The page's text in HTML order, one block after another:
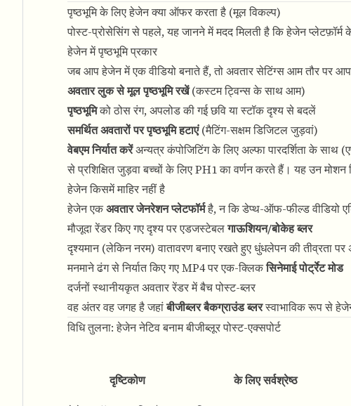
पृष्ठभूमि के लिए हेजेन क्या ऑफर करता है (मूल विकल्प)
पोस्ट-प्रोसेसिंग से पहले, यह जानने में मदद मिलती है कि हेजेन
हेजेन में पृष्ठभूमि प्रकार
जब आप हेजेन में एक वीडियो बनाते हैं, तो अवतार सेटिंग्स आम तौर पर
अवतार लुक से मूल पृष्ठभूमि रखें(कस्टम ट्विन्स के साथ आम)
पृष्ठभूमिको ठोस रंग, अपलोड की गई छवि या स्टॉक दृश्य से बदलें
समर्थित अवतारों पर पृष्ठभूमि हटाएं(मैटिंग-सक्षम डिजिटल जुड़वां)
वेबएम निर्यात करेंअन्यत्र कंपोजिटिंग के लिए अल्फा पारदर्शिता के साथ
से प्रशिक्षित जुड़वा बच्चों के लिए PH1 का वर्णन करते हैं। यह उन
हेजेन किसमें माहिर नहीं है
हेजेन एकअवतार जेनरेशन प्लेटफॉर्महै, न कि डेप्थ-ऑफ-फील्ड वीडियो
मौजूदा रेंडर किए गए दृश्य पर एडजस्टेबलगाऊशियन/बोकेह ब्लर
दृश्यमान (लेकिन नरम) वातावरण बनाए रखते हुए धुंधलेपन की तीव्रता पर
मनमाने ढंग से निर्यात किए गए MP4 पर एक-क्लिकसिनेमाई पोर्ट्रेट मोड
दर्जनों स्थानीयकृत अवतार रेंडर में बैच पोस्ट-ब्लर
वह अंतर वह जगह है जहांबीजीब्लर बैकग्राउंड ब्लरस्वाभाविक रूप से
विधि तुलना: हेजेन नेटिव बनाम बीजीब्लूर पोस्ट-एक्सपोर्ट
दृष्टिकोण के लिए सर्वश्रेष्ठ